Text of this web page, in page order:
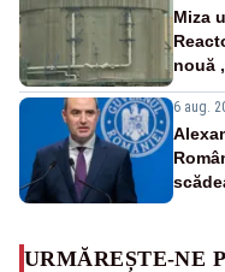
Miza
nouă
6 aug.
URMĂREȘTE-NE